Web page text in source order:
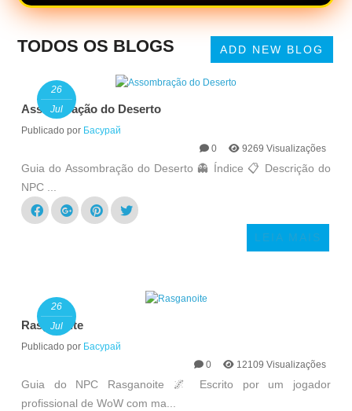
TODOS OS BLOGS ADD NEW BLOG
26
Jul
Assombração do Deserto
Publicado por Басурай
0
9269 Visualizações
Guia do Assombração do Deserto 👻 Índice 📋 Descrição do
NPC ...
LEIA MAIS
26
Jul
Rasganoite
Publicado por Басурай
0
12109 Visualizações
Guia do NPC Rasganoite 🌌 Escrito por um jogador
profissional de WoW com ma...